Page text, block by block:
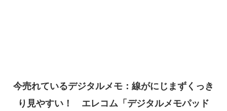
今売れているデジタルメモ：線がにじまずくっき
り見やすい！ エレコム「デジタルメモパッド